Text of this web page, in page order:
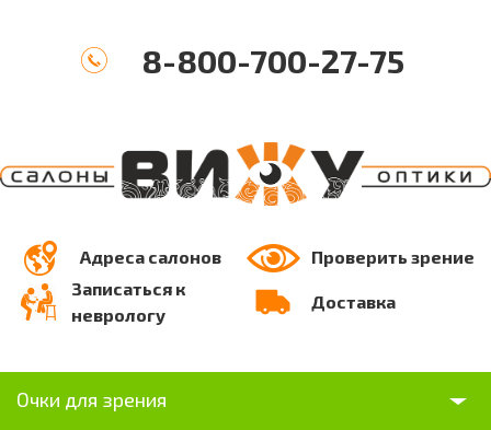
8-800-700-27-75
Адреса салонов
Проверить зрение
Записаться к
неврологу
Доставка
Очки для зрения